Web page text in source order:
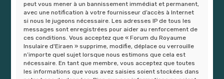
peut vous mener à un bannissement immédiat et permanent,
avec une notification à votre fournisseur d’accès à Internet
si nous le jugeons nécessaire. Les adresses IP de tous les
messages sont enregistrées pour aider au renforcement de
ces conditions. Vous acceptez que « Forum du Royaume
Insulaire d'Eiraen » supprime, modifie, déplace ou verrouille
n’importe quel sujet lorsque nous estimons que cela est
nécessaire. En tant que membre, vous acceptez que toutes
les informations que vous avez saisies soient stockées dans